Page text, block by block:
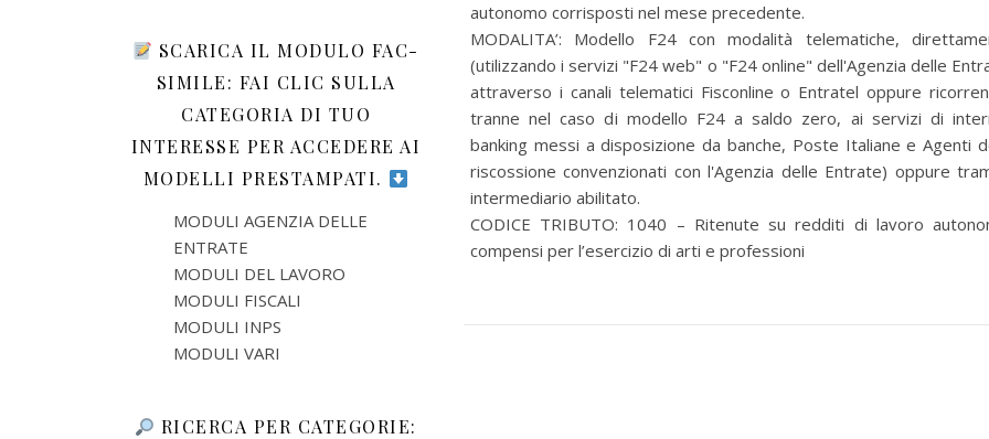
SCARICA IL MODULO FAC-
SIMILE: FAI CLIC SULLA
CATEGORIA DI TUO
INTERESSE PER ACCEDERE AI
MODELLI PRESTAMPATI.
MODULI AGENZIA DELLE
ENTRATE
MODULI DEL LAVORO
MODULI FISCALI
MODULI INPS
MODULI VARI
RICERCA PER CATEGORIE:
autonomo corrisposti nel mese precedente.
MODALITA’: Modello F24 con modalità telematiche,
(utilizzando i servizi "F24 web" o "F24 online" dell'Agenzia delle
attraverso i canali telematici Fisconline o Entratel oppure
tranne nel caso di modello F24 a saldo zero, ai servizi di
banking messi a disposizione da banche, Poste Italiane e Agenti
riscossione convenzionati con l'Agenzia delle Entrate) oppure
intermediario abilitato.
CODICE TRIBUTO: 1040 – Ritenute su redditi di lavoro
compensi per l’esercizio di arti e professioni